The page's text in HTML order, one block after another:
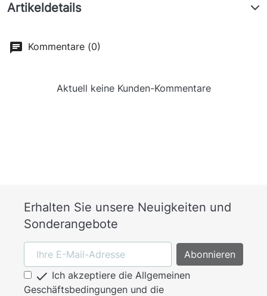
Artikeldetails
Kommentare (0)
Aktuell keine Kunden-Kommentare
Erhalten Sie unsere Neuigkeiten und
Sonderangebote
 Ich akzeptiere die Allgemeinen
Geschäftsbedingungen und die